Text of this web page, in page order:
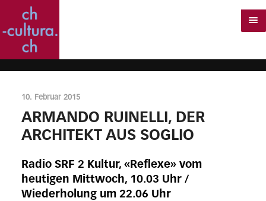
10. Februar 2015
ARMANDO RUINELLI, DER
ARCHITEKT AUS SOGLIO
Radio SRF 2 Kultur, «Reflexe» vom
heutigen Mittwoch, 10.03 Uhr /
Wiederholung um 22.06 Uhr